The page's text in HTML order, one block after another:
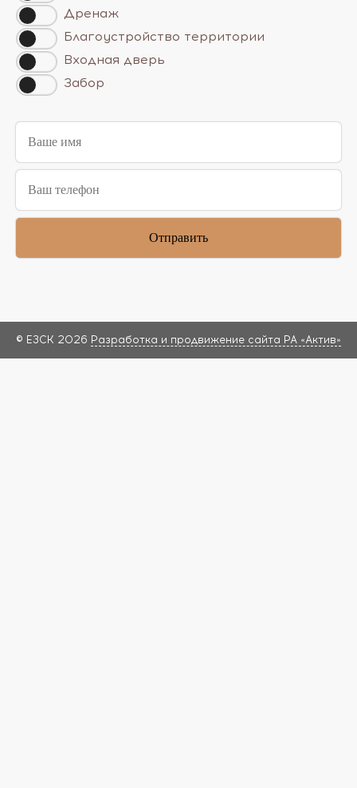
Дренаж
Благоустройство территории
Входная дверь
Забор
© ЕЗСК 2026 Разработка и продвижение сайта РА «Актив»